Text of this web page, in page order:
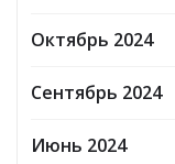
Октябрь 2024
Сентябрь 2024
Июнь 2024